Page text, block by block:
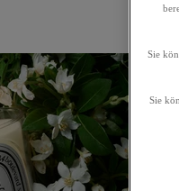
Sie
Sie